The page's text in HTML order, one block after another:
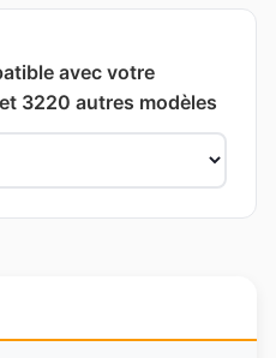
avec votre
3220 autres modèles